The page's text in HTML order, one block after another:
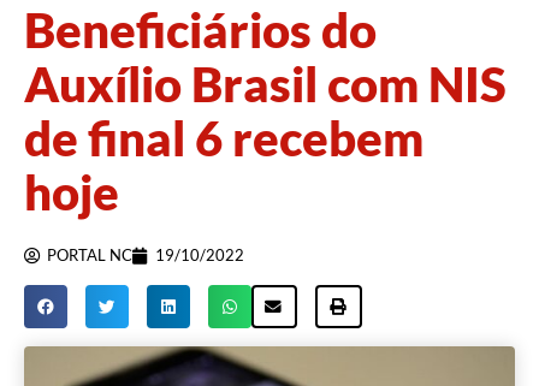
Beneficiários do
Auxílio Brasil com NIS
de final 6 recebem
hoje
PORTAL NC 19/10/2022